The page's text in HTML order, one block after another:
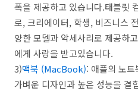
폭을 제공하고 있습니다.태블릿
로, 크리에이터, 학생, 비즈니스
양한 모델과 악세사리로 제공하
에게 사랑을 받고있습니다.
3)맥북 (MacBook): 애플의 노
가벼운 디자인과 높은 성능을 결